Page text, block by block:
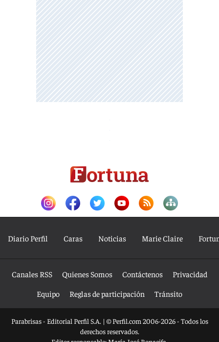
Diario Perfil Caras Noticias Marie Claire
Canales RSS Quienes Somos Contáctenos
Privacidad
Equipo
Reglas de participación Tránsito
Parabrisas - Editorial Perfil S.A. | © Perfil.com 2006-2026 - Todos los
derechos reservados.